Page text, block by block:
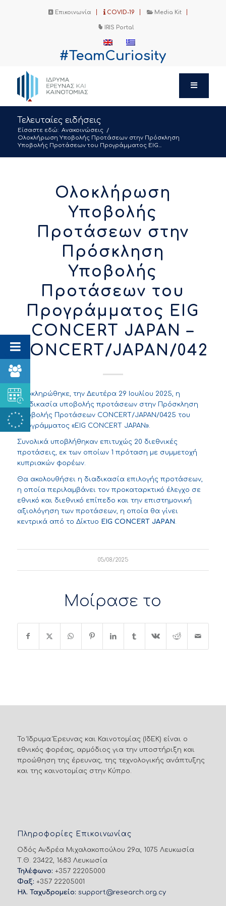
Επικοινωνία COVID-19 Media Kit
IRIS Portal
#TeamCuriosity
Τελευταίες ειδήσεις
Είσαστε εδώ: Ανακοινώσεις /
Ολοκλήρωση Υποβολής Προτάσεων στην Πρόσκληση
Υποβολής Προτάσεων του Προγράμματος EIG...
Ολοκλήρωση
Υποβολής
Προτάσεων στην
Πρόσκληση
Υποβολής
Προτάσεων του
Προγράμματος EIG
CONCERT JAPAN –
CONCERT/JAPAN/0425
Ολοκληρώθηκε, την Δευτέρα 29 Ιουλίου 2025, η
διαδικασία υποβολής προτάσεων στην Πρόσκληση
Υποβολής Προτάσεων CONCERT/JAPAN/0425 του
Προγράμματος «EIG CONCERT JAPAN».
Συνολικά υποβλήθηκαν επιτυχώς 20 διεθνικές
προτάσεις, εκ των οποίων 1 πρόταση με συμμετοχή
κυπριακών φορέων.
Θα ακολουθήσει η διαδικασία επιλογής προτάσεων,
η οποία περιλαμβάνει τον προκαταρκτικό έλεγχο σε
εθνικό και διεθνικό επίπεδο και την επιστημονική
αξιολόγηση των προτάσεων, η οποία θα γίνει
κεντρικά από το Δίκτυο EIG CONCERT JAPAN.
05/08/2025
Μοίρασε το
Το Ίδρυμα Έρευνας και Καινοτομίας (ΙδΕΚ) είναι ο
εθνικός φορέας, αρμόδιος για την υποστήριξη και
προώθηση της έρευνας, της τεχνολογικής ανάπτυξης
και της καινοτομίας στην Κύπρο.
Πληροφορίες Επικοινωνίας
Οδός Ανδρέα Μιχαλακοπούλου 29α, 1075 Λευκωσία
Τ.Θ. 23422, 1683 Λευκωσία
Τηλέφωνο: +357 22205000
Φαξ: +357 22205001
Ηλ. Ταχυδρομείο: support@research.org.cy